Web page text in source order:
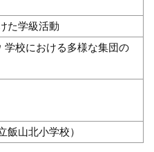
た学級活動
学校における多様な集団の
飯山北小学校）